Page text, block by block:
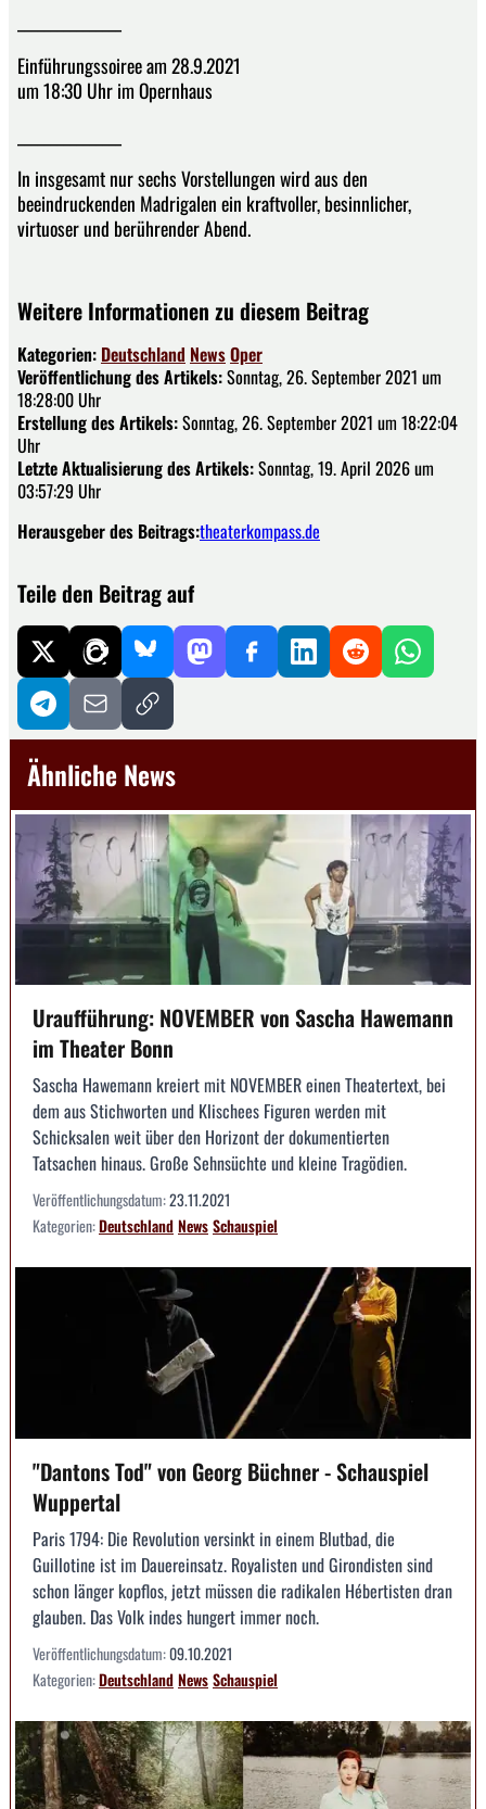
Einführungssoiree am 28.9.2021
um 18:30 Uhr im Opernhaus
In insgesamt nur sechs Vorstellungen wird aus den
beeindruckenden Madrigalen ein kraftvoller, besinnlicher,
virtuoser und berührender Abend.
Weitere Informationen zu diesem Beitrag
Kategorien: Deutschland NewsOper
Veröffentlichung des Artikels:Sonntag, 26. September 2021 um
18:28:00 Uhr
Erstellung des Artikels:Sonntag, 26. September 2021 um 18:22:04
Uhr
Letzte Aktualisierung des Artikels:Sonntag, 19. April 2026 um
03:57:29 Uhr
Herausgeber des Beitrags:theaterkompass.de
Teile den Beitrag auf
Ähnliche News
Uraufführung: NOVEMBER von Sascha Hawemann
im Theater Bonn
Sascha Hawemann kreiert mit NOVEMBER einen Theatertext, bei
dem aus Stichworten und Klischees Figuren werden mit
Schicksalen weit über den Horizont der dokumentierten
Tatsachen hinaus. Große Sehnsüchte und kleine Tragödien.
Veröffentlichungsdatum:23.11.2021
Kategorien:DeutschlandNewsSchauspiel
"Dantons Tod" von Georg Büchner - Schauspiel
Wuppertal
Paris 1794: Die Revolution versinkt in einem Blutbad, die
Guillotine ist im Dauereinsatz. Royalisten und Girondisten sind
schon länger kopflos, jetzt müssen die radikalen Hébertisten dran
glauben. Das Volk indes hungert immer noch.
Veröffentlichungsdatum:09.10.2021
Kategorien:DeutschlandNewsSchauspiel